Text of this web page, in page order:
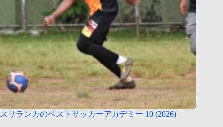
スリランカのベストサッカーアカデミー 10 (2026)